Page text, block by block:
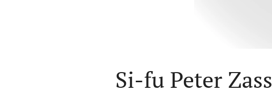
Si-fu Peter Zass